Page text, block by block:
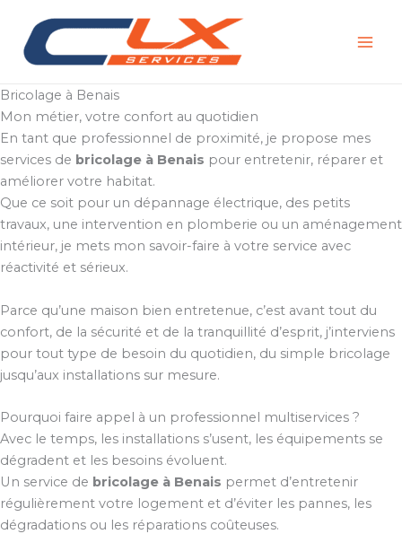
contenu
Bricolage à Benais
Mon métier, votre confort au quotidien
En tant que professionnel de proximité, je propose mes
services de bricolage à Benais pour entretenir, réparer et
améliorer votre habitat.
Que ce soit pour un dépannage électrique, des petits
travaux, une intervention en plomberie ou un aménagement
intérieur, je mets mon savoir-faire à votre service avec
réactivité et sérieux.
Parce qu’une maison bien entretenue, c’est avant tout du
confort, de la sécurité et de la tranquillité d’esprit, j’interviens
pour tout type de besoin du quotidien, du simple bricolage
jusqu’aux installations sur mesure.
Pourquoi faire appel à un professionnel multiservices ?
Avec le temps, les installations s’usent, les équipements se
dégradent et les besoins évoluent.
Un service de bricolage à Benais permet d’entretenir
régulièrement votre logement et d’éviter les pannes, les
dégradations ou les réparations coûteuses.